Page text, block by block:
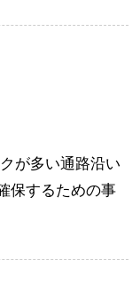
が多い通路沿い
保するための事